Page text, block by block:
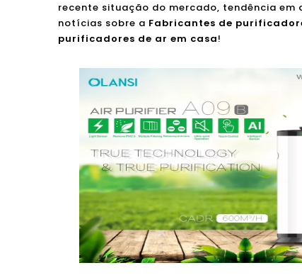
recente situação do mercado, tendência
notícias sobre a Fabricantes de
purificadores de ar em casa!